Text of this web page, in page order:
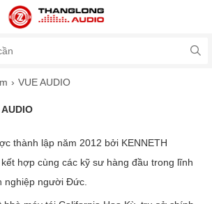
VUE AUDIO
thành lập năm 2012 bởi KENNETH
hợp cùng các kỹ sư hàng đầu trong lĩnh
nghiệp người Đức.